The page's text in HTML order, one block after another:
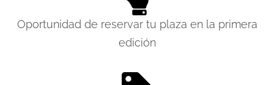
Oportunidad de reservar tu plaza en la primera
edición